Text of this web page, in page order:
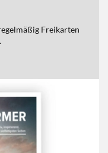
Freikarten